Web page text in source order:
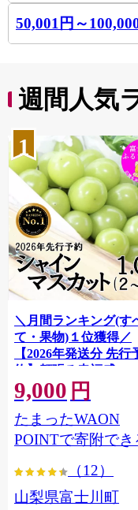
50,001円～
週間人気
1
＼月間ランキング(す
て・果物)１位獲得／
【2026年発送分 先行
約】頬張る幸福感 〜
宝石・ シャインマス
ト 〜 １ｋｇ以上（２
房） フルーツ 山梨県
物 くだもの シャイン
大粒 種なし 先行予約
円 九千円
9,000 円
たまったWAON
POINTで寄附でき
（12）
山梨県富士川町